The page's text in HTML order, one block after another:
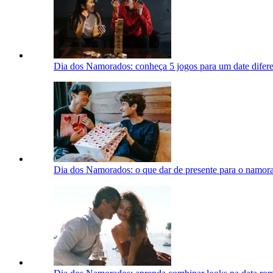
Dia dos Namorados: conheça 5 jogos para um date
Dia dos Namorados: o que dar de presente para o